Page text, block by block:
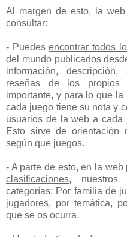
Al margen de esto, la
consultar:
- Puedesencontrar todos
del mundo publicados
información,
reseñas de los
importante, y para lo que
cada juego tiene su nota y
usuarios de la web a cada
Esto sirve de orientación
según que juegos.
- A parte de esto, en la
clasificaciones, nuestros
categorías: Por familia de
jugadores, por temática,
que se os ocurra.